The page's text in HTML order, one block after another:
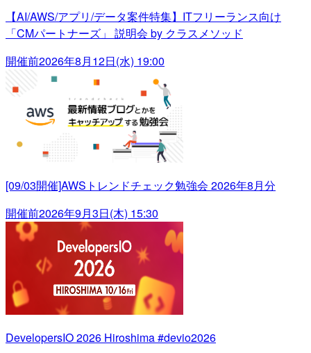
【AI/AWS/アプリ/データ案件特集】ITフリーランス向け
「CMパートナーズ」 説明会 by クラスメソッド
開催前2026年8月12日(水) 19:00
[09/03開催]AWSトレンドチェック勉強会 2026年8月分
開催前2026年9月3日(木) 15:30
DevelopersIO 2026 Hiroshima #devio2026